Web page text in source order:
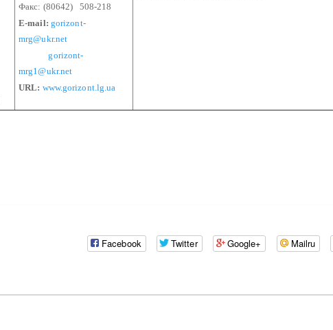
Факс: (80642) 508-218
E-mail: gorizont-
mrg@ukr.net
gorizont-
mrg1@ukr.net
URL: www.gorizont.lg.ua
Facebook Twitter Google+ Mailru